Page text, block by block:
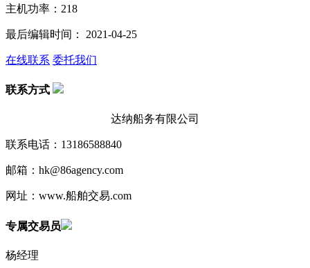
主机功率：218
最后编辑时间： 2021-04-25
在线联系 委托我们
联系方式
达纳船务有限公司
联系电话：13186588840
邮箱：hk@86agency.com
网址：www.船舶交易.com
专属交易员
杨经理